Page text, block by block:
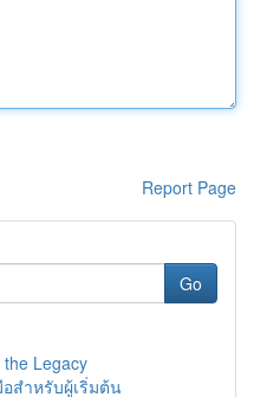
Report Page
Go
the Legacy
สำหรับผู้เริ่มต้น